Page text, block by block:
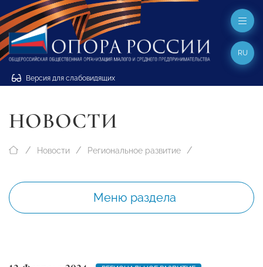
Версия для слабовидящих
RU
НОВОСТИ
Новости Региональное развитие
Меню раздела